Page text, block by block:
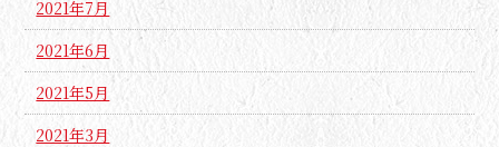
2021年7月
2021年6月
2021年5月
2021年3月